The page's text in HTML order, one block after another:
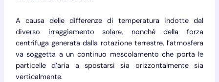
A causa delle differenze di temperatura indotte dal
diverso irraggiamento solare, nonché della forza
centrifuga generata dalla rotazione terrestre, l’atmosfera
va soggetta a un continuo mescolamento che porta le
particelle d’aria a spostarsi sia orizzontalmente sia
verticalmente.